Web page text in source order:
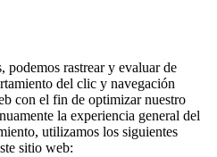
podemos rastrear y evaluar de
del clic y navegación
con el fin de optimizar nuestro
la experiencia general del
utilizamos los siguientes
sitio web: